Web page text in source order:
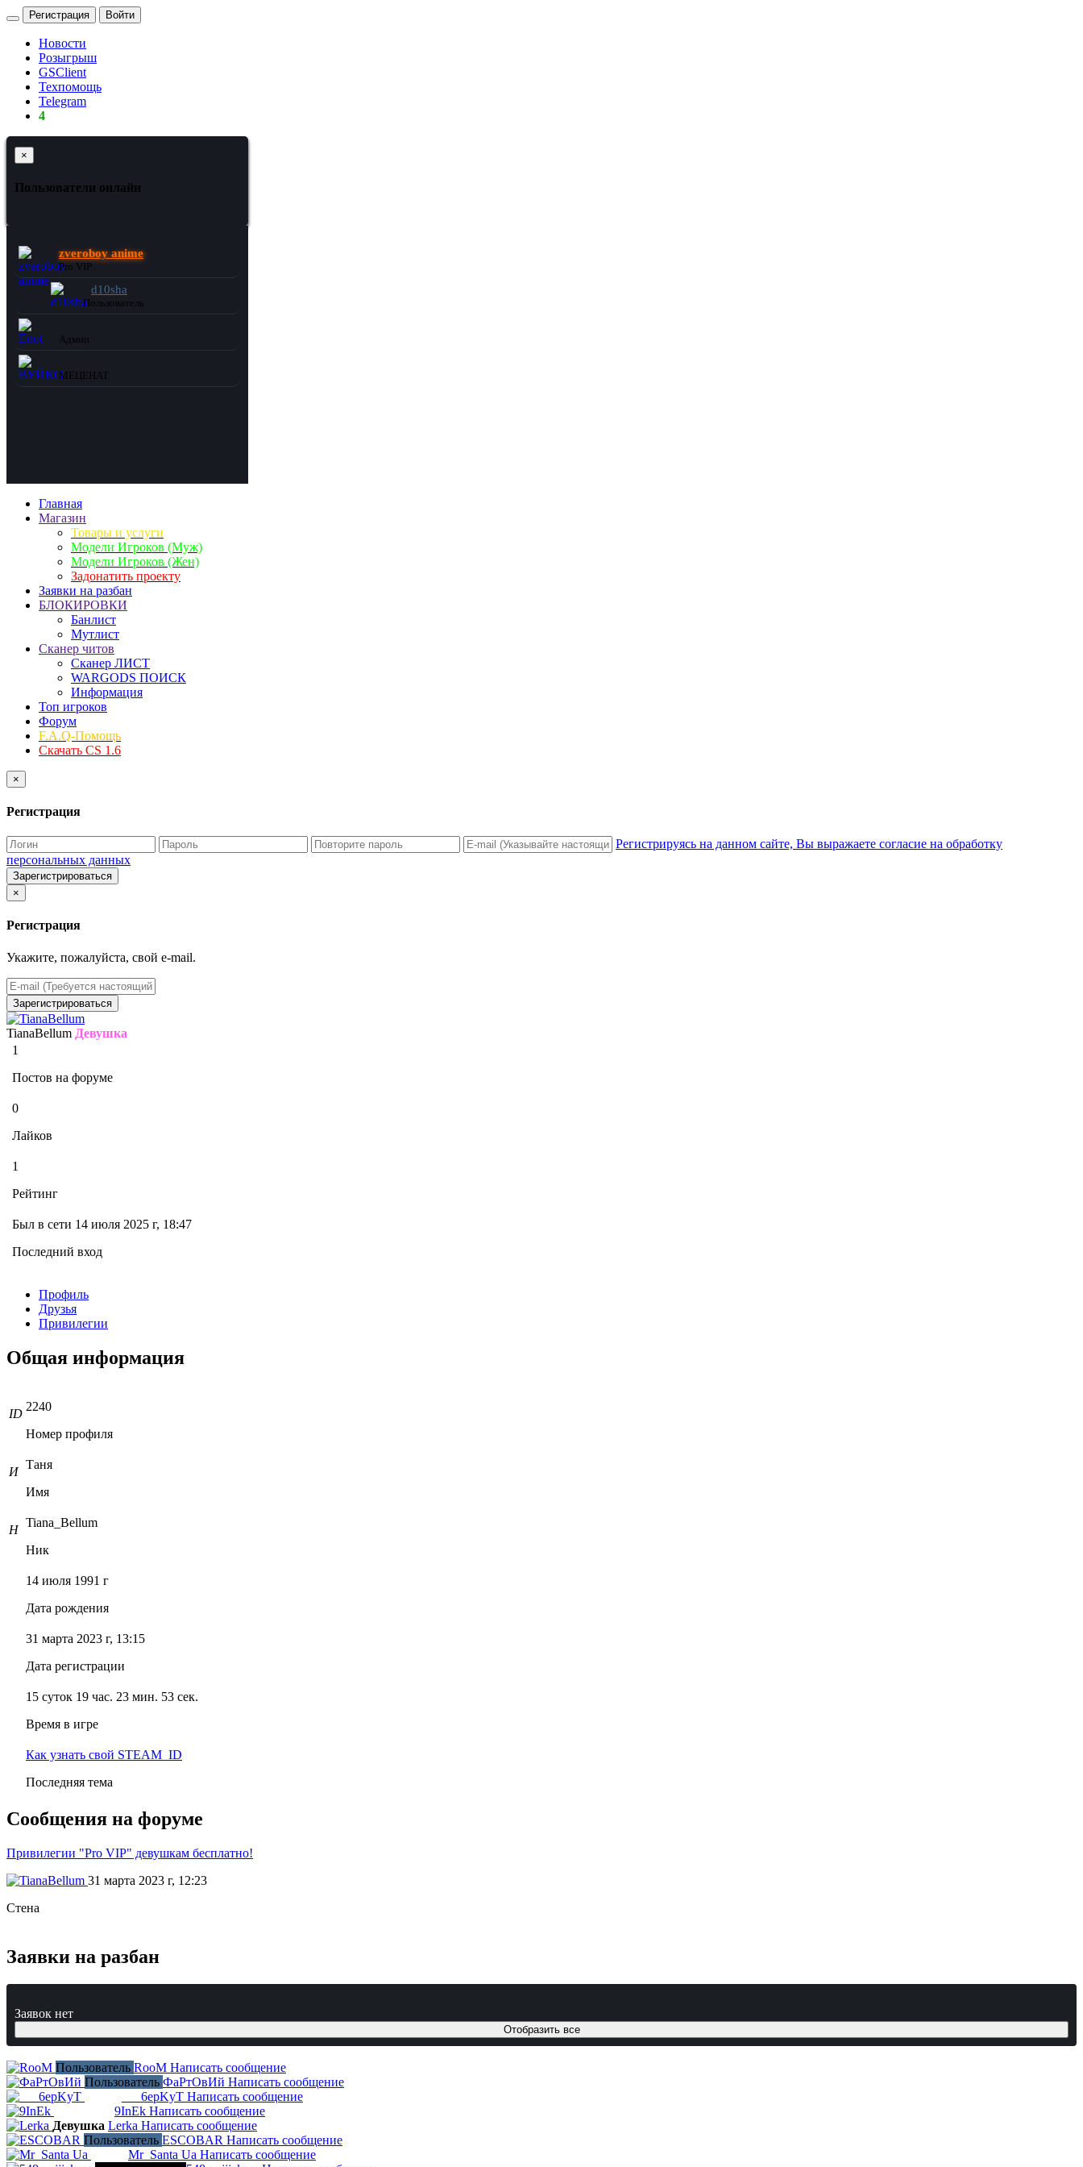
Регистрация Войти
Новости
Розыгрыш
GSClient
Техпомощь
Telegram
4
×
Пользователи онлайн
zveroboy anime
Pro VIP
d10sha
Пользователь
Админ
МЕЦЕНАТ
Главная
Магазин
Товары и услуги
Модели Игроков (Муж)
Модели Игроков (Жен)
Задонатить проекту
Заявки на разбан
БЛОКИРОВКИ
Банлист
Мутлист
Cканер читов
Cканер ЛИСТ
WARGODS ПОИСК
Информация
Топ игроков
Форум
F.A.Q-Помощь
Скачать CS 1.6
×
Регистрация
Регистрируясь на данном сайте, Вы выражаете согласие на обработку
персональных данных
Зарегистрироваться
×
Регистрация
Укажите, пожалуйста, свой e-mail.
Зарегистрироваться
TianaBellum Девушка
1
Постов на форуме
0
Лайков
1
Рейтинг
Был в сети 14 июля 2025 г, 18:47
Последний вход
Профиль
Друзья
Привилегии
Общая информация
ID
2240
Номер профиля
И
Таня
Имя
Н
Tiana_Bellum
Ник
14 июля 1991 г
Дата рождения
31 марта 2023 г, 13:15
Дата регистрации
15 суток 19 час. 23 мин. 53 сек.
Время в игре
Как узнать свой STEAM_ID
Последняя тема
Сообщения на форуме
Привилегии "Pro VIP" девушкам бесплатно!
31 марта 2023 г, 12:23
Стена
Заявки на разбан
Заявок нет
Отобразить все
Пользователь RooM Написать сообщение
Пользователь ФаРтОвИй Написать сообщение
___6epKyT Написать сообщение
9InEk Написать сообщение
Девушка Lerka Написать сообщение
Пользователь ESCOBAR Написать сообщение
Mr_Santa Ua Написать сообщение